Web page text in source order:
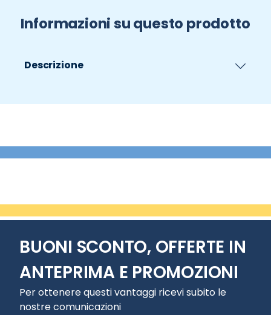
Informazioni su questo prodotto
Descrizione
BUONI SCONTO, OFFERTE IN
ANTEPRIMA E PROMOZIONI
Per ottenere questi vantaggi ricevi subito le
nostre comunicazioni